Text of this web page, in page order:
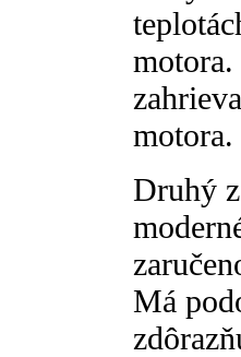
motora.
Druhý
Má